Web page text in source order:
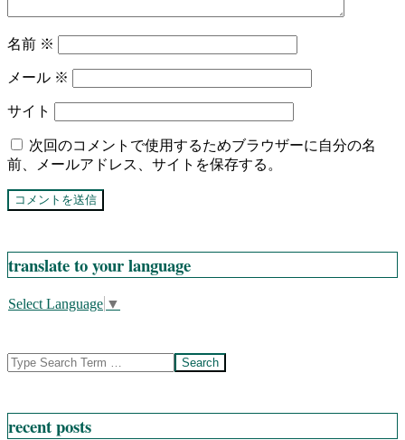
名前 ※
メール ※
サイト
次回のコメントで使用するためブラウザーに自分の名
前、メールアドレス、サイトを保存する。
translate to your language
Select Language ▼
Search
recent posts